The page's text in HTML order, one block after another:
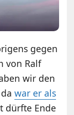
gegen
von Ralf
wir den
dawar er als
dürfte Ende